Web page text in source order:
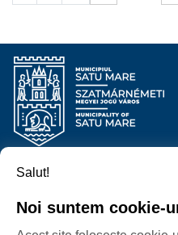
PRIMĂRIA
P-ȚA 25 OCTOMBRIE, NR.
Salut!
Noi suntem cookie-